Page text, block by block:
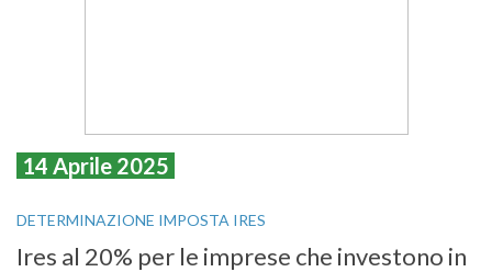
14 Aprile 2025
DETERMINAZIONE IMPOSTA IRES
Ires al 20% per le imprese che investono in